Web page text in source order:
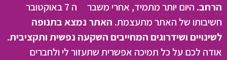
הרחב.
היום יותר מתמיד, אחרי משבר ה 7 באוקטובר
חשיבותו של האתר מתעצמת. האתר נמצא בתנופה
לשינויים ושידרוגים המחייבים השקעה נפשית ותקציבית.
אודה לכם על כל תמיכה אפשרית שתעזור לי ולחברים